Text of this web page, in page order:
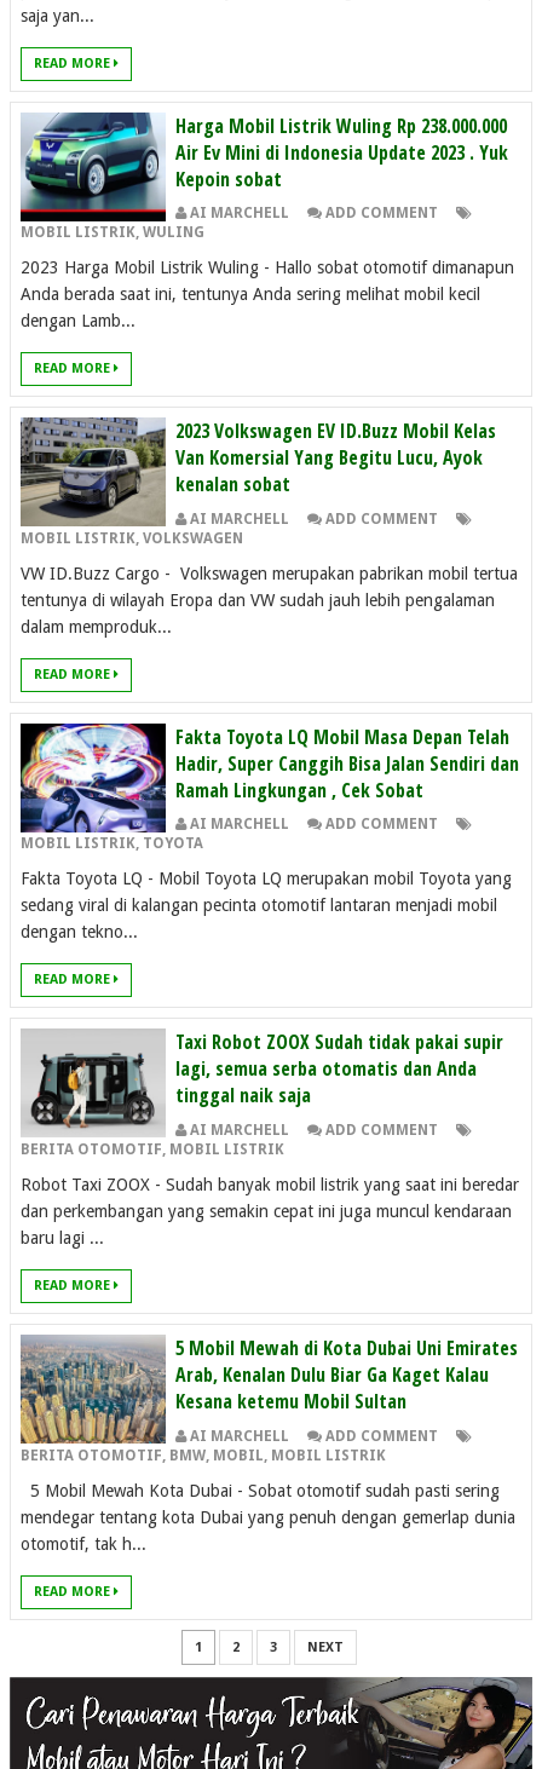
saja yan...
READ MORE
Harga Mobil Listrik Wuling Rp 238.000.000
Air Ev Mini di Indonesia Update 2023 . Yuk
Kepoin sobat
AI MARCHELL
ADD COMMENT
MOBIL LISTRIK, WULING
2023 Harga Mobil Listrik Wuling - Hallo sobat otomotif dimanapun
Anda berada saat ini, tentunya Anda sering melihat mobil kecil
dengan Lamb...
READ MORE
2023 Volkswagen EV ID.Buzz Mobil Kelas
Van Komersial Yang Begitu Lucu, Ayok
kenalan sobat
AI MARCHELL
ADD COMMENT
MOBIL LISTRIK, VOLKSWAGEN
VW ID.Buzz Cargo - Volkswagen merupakan pabrikan mobil tertua
tentunya di wilayah Eropa dan VW sudah jauh lebih pengalaman
dalam memproduk...
READ MORE
Fakta Toyota LQ Mobil Masa Depan Telah
Hadir, Super Canggih Bisa Jalan Sendiri dan
Ramah Lingkungan , Cek Sobat
AI MARCHELL
ADD COMMENT
MOBIL LISTRIK, TOYOTA
Fakta Toyota LQ - Mobil Toyota LQ merupakan mobil Toyota yang
sedang viral di kalangan pecinta otomotif lantaran menjadi mobil
dengan tekno...
READ MORE
Taxi Robot ZOOX Sudah tidak pakai supir
lagi, semua serba otomatis dan Anda
tinggal naik saja
AI MARCHELL
ADD COMMENT
BERITA OTOMOTIF, MOBIL LISTRIK
Robot Taxi ZOOX - Sudah banyak mobil listrik yang saat ini beredar
dan perkembangan yang semakin cepat ini juga muncul kendaraan
baru lagi ...
READ MORE
5 Mobil Mewah di Kota Dubai Uni Emirates
Arab, Kenalan Dulu Biar Ga Kaget Kalau
Kesana ketemu Mobil Sultan
AI MARCHELL
ADD COMMENT
BERITA OTOMOTIF BMW MOBIL MOBIL LISTRIK
5 Mobil Mewah Kota Dubai - Sobat otomotif sudah pasti sering
mendegar tentang kota Dubai yang penuh dengan gemerlap dunia
otomotif, tak h...
READ MORE
1 2 3 NEXT